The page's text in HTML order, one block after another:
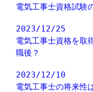
電気工事士資格試験
2023/12/25
電気工事士資格を取
職後？
2023/12/10
電気工事士の将来性